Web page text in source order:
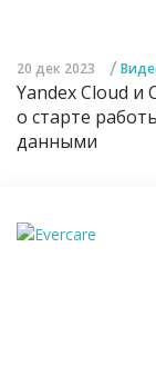
20 дек 2023 /
Yandex Cloud и
о старте
данными